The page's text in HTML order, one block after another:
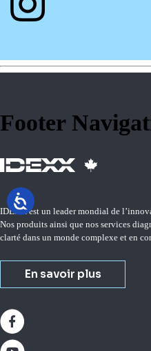
Footer
IDEXX est un leader mondial de
Nos produits ainsi que nos services
clarté dans un monde complexe et en
En savoir plus